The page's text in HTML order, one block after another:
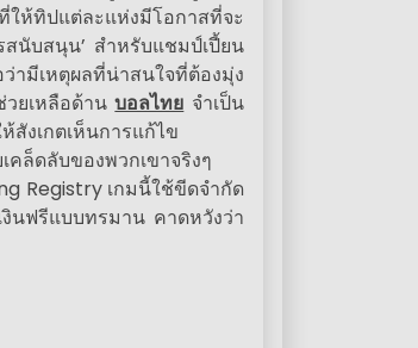
ห้ทิปแต่ละแห่งมีโอกาสที่จะ
นับสนุน’ สำหรับแชมป์เปี้ยน
ามีเหตุผลที่น่าสนใจที่ต้องมุ่ง
วยเหลือด้านบอลไทย จำเป็น
สังเกตเห็นการแก้ไข
ล็ดลับของพวกเขาจริงๆ
Registry เกมนี้ใช้ขีดจำกัด
นฟรีแบบทรมาน คาดหวังว่า